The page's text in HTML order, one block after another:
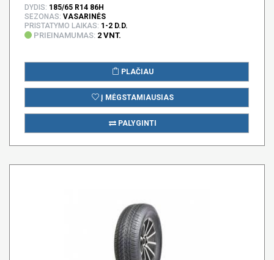
DYDIS: 185/65 R14 86H
SEZONAS: VASARINĖS
PRISTATYMO LAIKAS: 1-2 D.D.
PRIEINAMUMAS: 2 VNT.
PLAČIAU
Į MĖGSTAMIAUSIAS
PALYGINTI